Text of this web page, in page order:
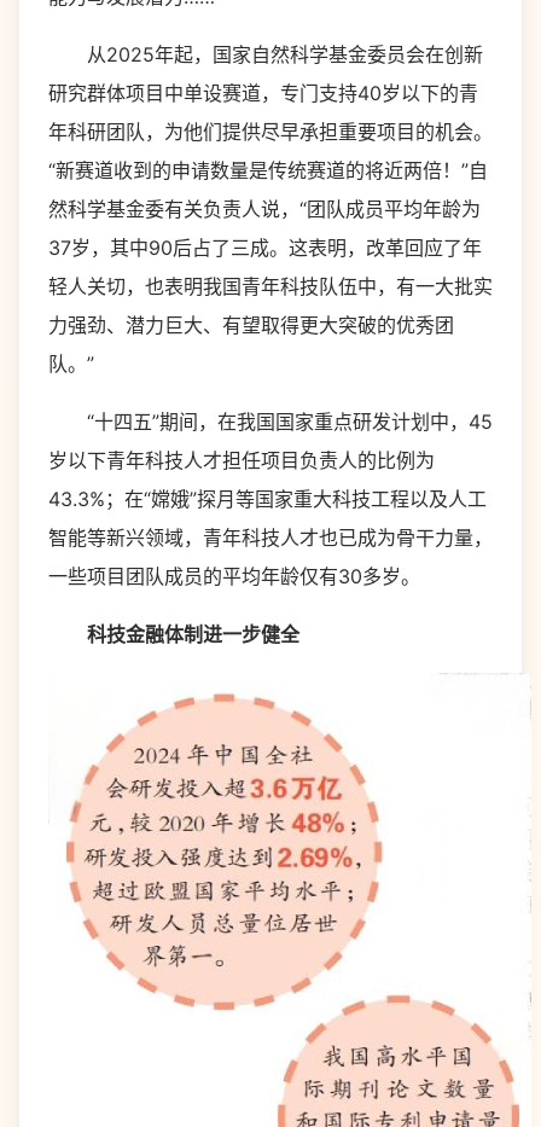
从2025年起，国家自然科学基金委员会在创新
研究群体项目中单设赛道，专门支持40岁以下的青
年科研团队，为他们提供尽早承担重要项目的机会。
“新赛道收到的申请数量是传统赛道的将近两倍！”自
然科学基金委有关负责人说，“团队成员平均年龄为
37岁，其中90后占了三成。这表明，改革回应了年
轻人关切，也表明我国青年科技队伍中，有一大批实
力强劲、潜力巨大、有望取得更大突破的优秀团
队。”
“十四五”期间，在我国国家重点研发计划中，45
岁以下青年科技人才担任项目负责人的比例为
43.3%；在“嫦娥”探月等国家重大科技工程以及人工
智能等新兴领域，青年科技人才也已成为骨干力量，
一些项目团队成员的平均年龄仅有30多岁。
科技金融体制进一步健全